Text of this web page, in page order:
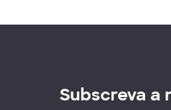
Subscreva a